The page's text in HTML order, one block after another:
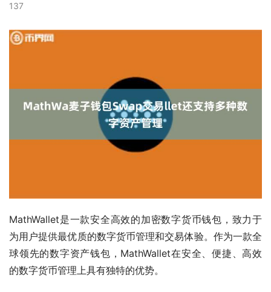
137
MathWallet是一款安全高效的加密数字货币钱包，致力于
为用户提供最优质的数字货币管理和交易体验。作为一款全
球领先的数字资产钱包，MathWallet在安全、便捷、高效
的数字货币管理上具有独特的优势。